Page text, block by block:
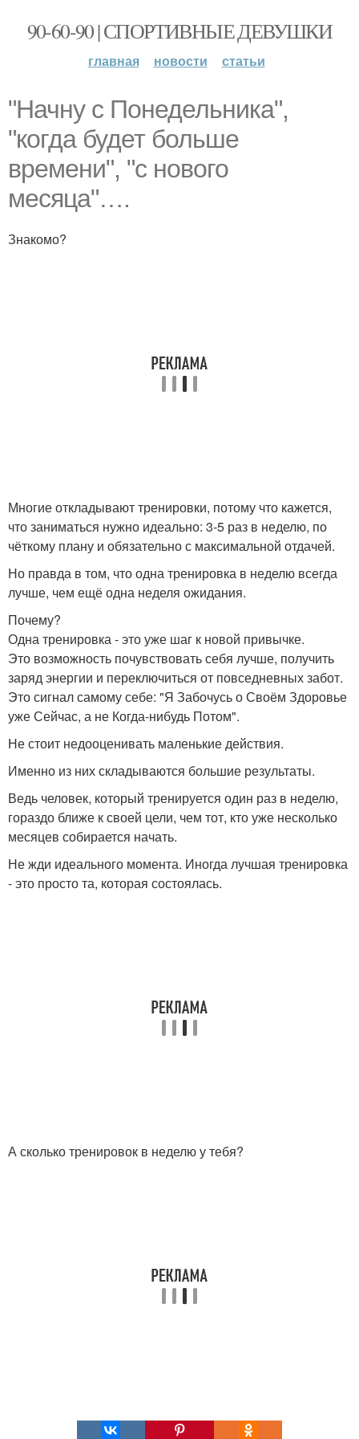
90-60-90 | СПОРТИВНЫЕ ДЕВУШКИ
главная новости статьи
"Начну с Понедельника",
"когда будет больше
времени", "с нового
месяца"….
Знакомо?
Многие откладывают тренировки, потому что кажется,
что заниматься нужно идеально: 3-5 раз в неделю, по
чёткому плану и обязательно с максимальной отдачей.
Но правда в том, что одна тренировка в неделю всегда
лучше, чем ещё одна неделя ожидания.
Почему?
Одна тренировка - это уже шаг к новой привычке.
Это возможность почувствовать себя лучше, получить
заряд энергии и переключиться от повседневных забот.
Это сигнал самому себе: "Я Забочусь о Своём Здоровье
уже Сейчас, а не Когда-нибудь Потом".
Не стоит недооценивать маленькие действия.
Именно из них складываются большие результаты.
Ведь человек, который тренируется один раз в неделю,
гораздо ближе к своей цели, чем тот, кто уже несколько
месяцев собирается начать.
Не жди идеального момента. Иногда лучшая тренировка
- это просто та, которая состоялась.
А сколько тренировок в неделю у тебя?